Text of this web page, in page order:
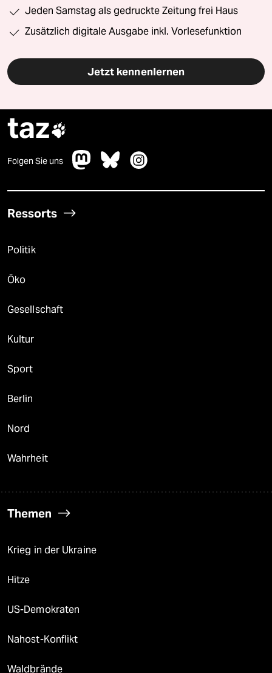
Jeden Samstag als gedruckte Zeitung frei Haus
Zusätzlich digitale Ausgabe inkl. Vorlesefunktion
Jetzt kennenlernen
taz
Folgen Sie uns
Ressorts
Politik
Öko
Gesellschaft
Kultur
Sport
Berlin
Nord
Wahrheit
Themen
Krieg in der Ukraine
Hitze
US-Demokraten
Nahost-Konflikt
Waldbrände